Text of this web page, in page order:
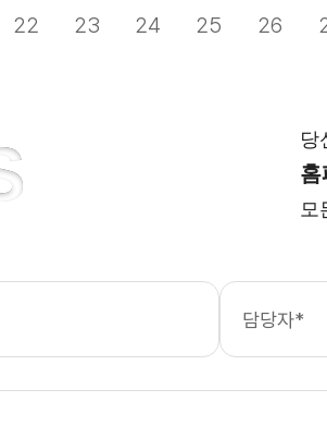
22 23 24 25 26
당
모